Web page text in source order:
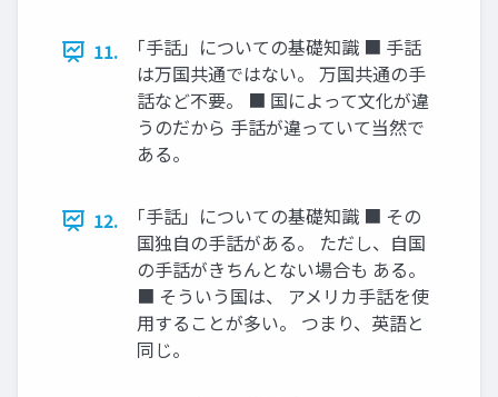
11.
｢手話」についての基礎知識 ■ 手話
は万国共通ではない。 万国共通の手
話など不要。 ■ 国によって文化が違
うのだから 手話が違っていて当然で
ある。
12.
｢手話」についての基礎知識 ■ その
国独自の手話がある。 ただし、自国
の手話がきちんとない場合も ある。
■ そういう国は、 アメリカ手話を使
用することが多い。 つまり、英語と
同じ。